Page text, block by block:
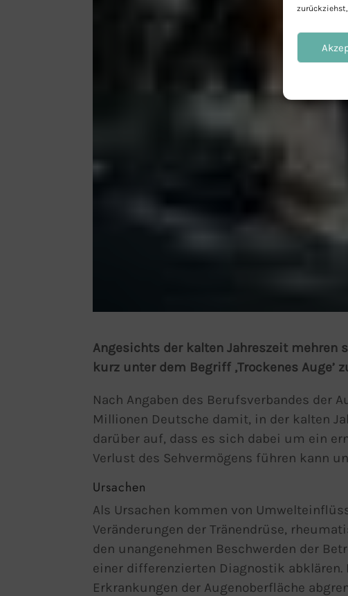
Angesichts der kalten Jahreszeit mehren
kurz unter dem Begriff ‚Trockenes Auge’
Nach Angaben des Berufsverbandes der
Millionen Deutsche damit, in der kalten
darüber auf, dass es sich dabei um ein
Verlust des Sehvermögens führen kann
Ursachen
Als Ursachen kommen von
Veränderungen der Tränendrüse,
den unangenehmen Beschwerden der
einer differenzierten Diagnostik abklären.
Erkrankungen der Augenoberfläche